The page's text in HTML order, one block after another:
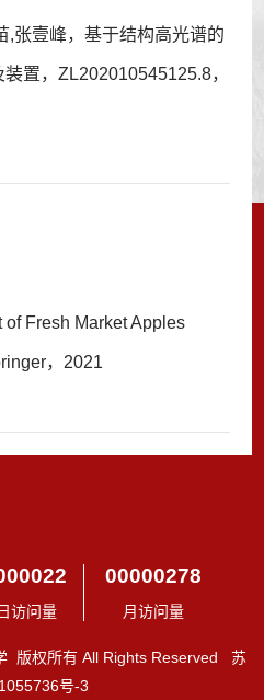
,张壹峰，基于结构高光谱的
置，ZL202010545125.8，
Fresh Market Apples
，2021
访问量
00000278
月访问量
版权所有 All Rights Reserved 苏
号-3